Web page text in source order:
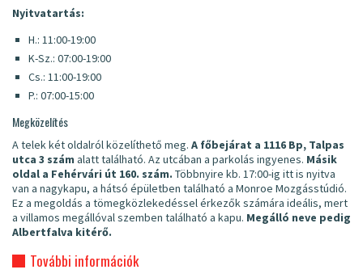
Nyitvatartás:
H.: 11:00-19:00
K-Sz.: 07:00-19:00
Cs.: 11:00-19:00
P.: 07:00-15:00
Megközelítés
A telek két oldalról közelíthető meg. A főbejárat a 1116 Bp, Talpas
utca 3 szám alatt található. Az utcában a parkolás ingyenes. Másik
oldal a Fehérvári út 160. szám. Többnyire kb. 17:00-ig itt is nyitva
van a nagykapu, a hátsó épületben található a Monroe Mozgásstúdió.
Ez a megoldás a tömegközlekedéssel érkezők számára ideális, mert
a villamos megállóval szemben található a kapu. Megálló neve pedig
Albertfalva kitérő.
További információk